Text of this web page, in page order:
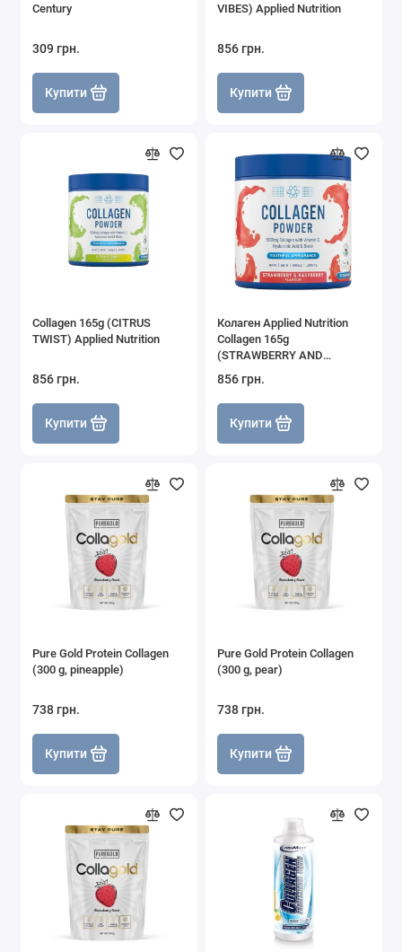
Century
309 грн.
Купити
VIBES) Applied Nutrition
856 грн.
Купити
Collagen 165g (CITRUS
TWIST) Applied Nutrition
856 грн.
Купити
Колаген Applied Nutrition
Collagen 165g
(STRAWBERRY AND
Nutrition
856 грн.
Купити
Pure Gold Protein Collagen
(300 g, pineapple)
738 грн.
Купити
Pure Gold Protein Collagen
(300 g, pear)
738 грн.
Купити